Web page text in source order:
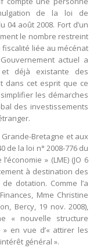
de la loi de
04 août 2008. Fort d’un
le nombre restreint
liée au mécénat
actuel a
déjà existante des
dans cet esprit que ce
les démarches
des investissements
Bretagne et aux
de la loi n° 2008-776 du
» (LME) (JO 6
à destination des
dotation. Comme l’a
Mme Christine
Bercy, 19 nov. 2008),
« nouvelle structure
en vue d’« attirer les
général ».